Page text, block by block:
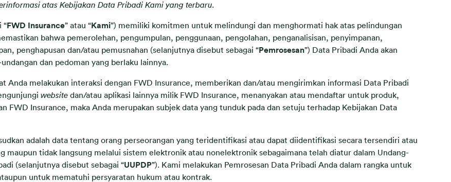
atas Kebijakan Data Pribadi Kami yang terbaru.
“FWD Insurance” atau “Kami”) memiliki komitmen untuk melindungi dan menghormati hak atas pelindungan
bahwa pemerolehan, pengumpulan, penggunaan, pengolahan, penganalisisan, penyimpanan,
penghapusan dan/atau pemusnahan (selanjutnya disebut sebagai “Pemrosesan”) Data Pribadi Anda akan
dan pedoman yang berlaku lainnya.
Anda melakukan interaksi dengan FWD Insurance, memberikan dan/atau mengirimkan informasi Data Pribadi
website dan/atau aplikasi lainnya milik FWD Insurance, menanyakan atau mendaftar untuk produk,
FWD Insurance, maka Anda merupakan subjek data yang tunduk pada dan setuju terhadap Kebijakan Data
adalah data tentang orang perseorangan yang teridentifikasi atau dapat diidentifikasi secara tersendiri atau
maupun tidak langsung melalui sistem elektronik atau nonelektronik sebagaimana telah diatur dalam Undang-
(selanjutnya disebut sebagai “UUPDP”). Kami melakukan Pemrosesan Data Pribadi Anda dalam rangka untuk
untuk mematuhi persyaratan hukum atau kontrak.